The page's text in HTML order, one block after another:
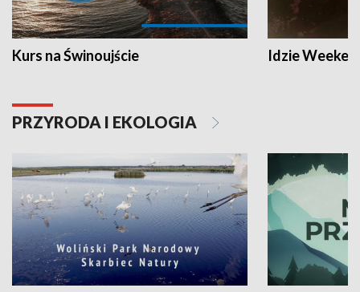
Kurs na Świnoujście Idzie
PRZYRODA I EKOLOGIA